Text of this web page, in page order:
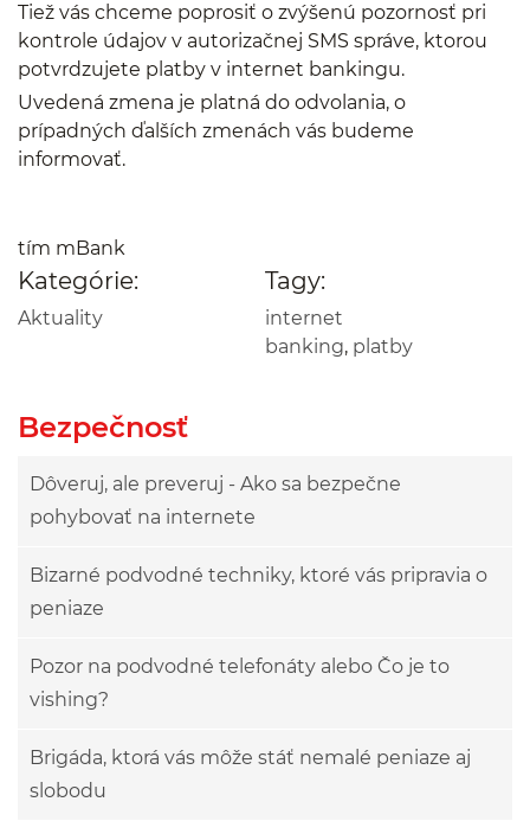
Tiež vás chceme poprosiť o zvýšenú pozornosť pri
kontrole údajov v autorizačnej SMS správe, ktorou
potvrdzujete platby v internet bankingu.
Uvedená zmena je platná do odvolania, o
prípadných ďalších zmenách vás budeme
informovať.
tím mBank
Kategórie:
Aktuality
Tagy:
internet
banking, platby
Bezpečnosť
Dôveruj, ale preveruj - Ako sa bezpečne
pohybovať na internete
Bizarné podvodné techniky, ktoré vás pripravia o
peniaze
Pozor na podvodné telefonáty alebo Čo je to
vishing?
Brigáda, ktorá vás môže stáť nemalé peniaze aj
slobodu